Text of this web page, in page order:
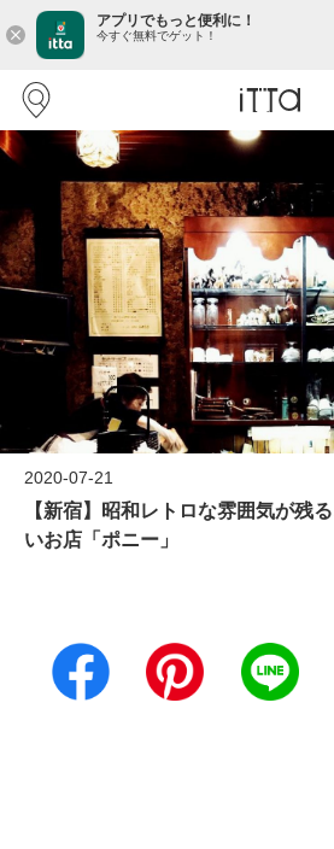
close
アプリでもっと便利に！
今すぐ無料でゲット！
2020-07-21
【新宿】昭和レトロな雰囲気が残
いお店「ポニー」